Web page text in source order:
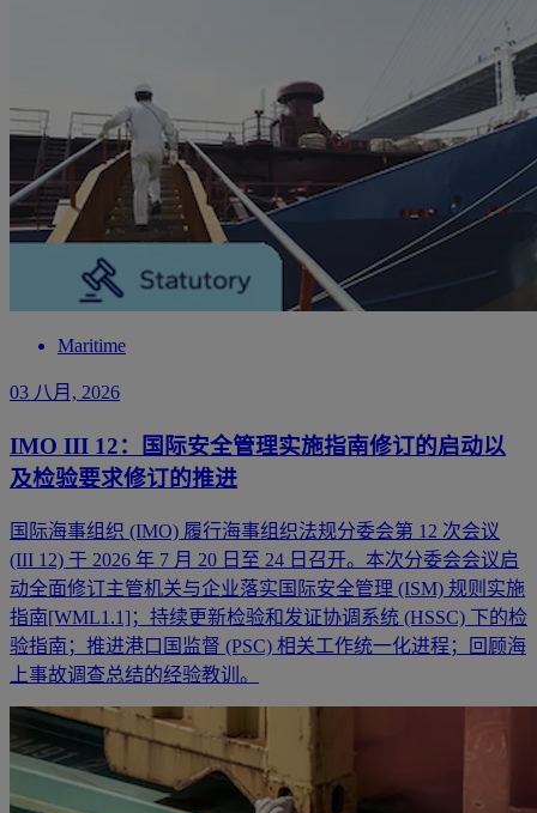
Maritime
03 八月, 2026
IMO III 12：国际安全管理实施指南修订的启动以
及检验要求修订的推进
国际海事组织 (IMO) 履行海事组织法规分委会第 12 次会议
(III 12) 于 2026 年 7 月 20 日至 24 日召开。本次分委会会议启
动全面修订主管机关与企业落实国际安全管理 (ISM) 规则实施
指南[WML1.1]；持续更新检验和发证协调系统 (HSSC) 下的检
验指南；推进港口国监督 (PSC) 相关工作统一化进程；回顾海
上事故调查总结的经验教训。